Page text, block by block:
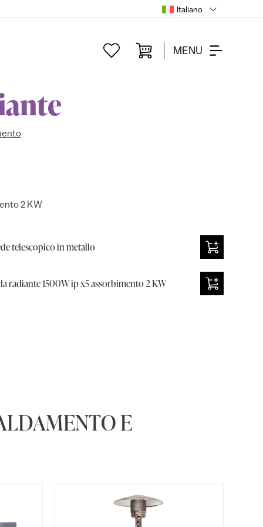
Italiano
MENU
2 KW
telescopico in metallo
radiante 1500W ip x5 assorbimento 2 KW
E